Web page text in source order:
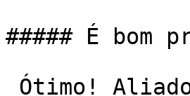
##### É bom